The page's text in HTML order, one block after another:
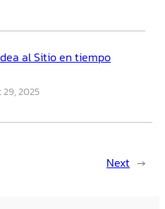
al Sitio en tiempo
29, 2025
Next →